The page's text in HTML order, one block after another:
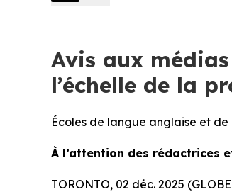
Avis aux
l’échelle de la
Écoles de langue anglaise et
À l’attention des rédactrices
TORONTO, 02 déc. 2025